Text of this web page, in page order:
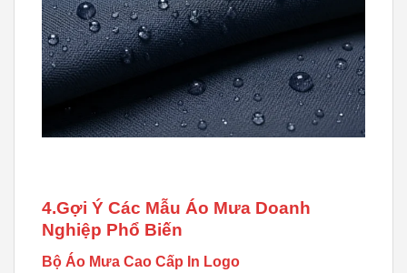
4.Gợi Ý Các Mẫu Áo Mưa Doanh
Nghiệp Phổ Biến
Bộ Áo Mưa Cao Cấp In Logo